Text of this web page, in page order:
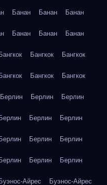
Банан Банан Банан
Банан Банан Банан
Бангкок Бангкок Бангкок
Бангкок Бангкок Бангкок
Берлин Берлин Берлин
Берлин Берлин Берлин
Берлин Берлин Берлин
Берлин Берлин Берлин
Буэнос-Айрес Буэнос-Айрес